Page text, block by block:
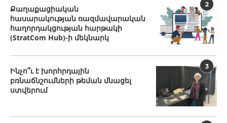
2
Քաղաքացիական
հասարակության ռազմավարական
հաղորդակցության հարթակի
(StratCom Hub)-ի մեկնարկ
3
Ինչո՞ւ է խորհրդային
բռնաճնշումների թեման մնացել
ստվերում